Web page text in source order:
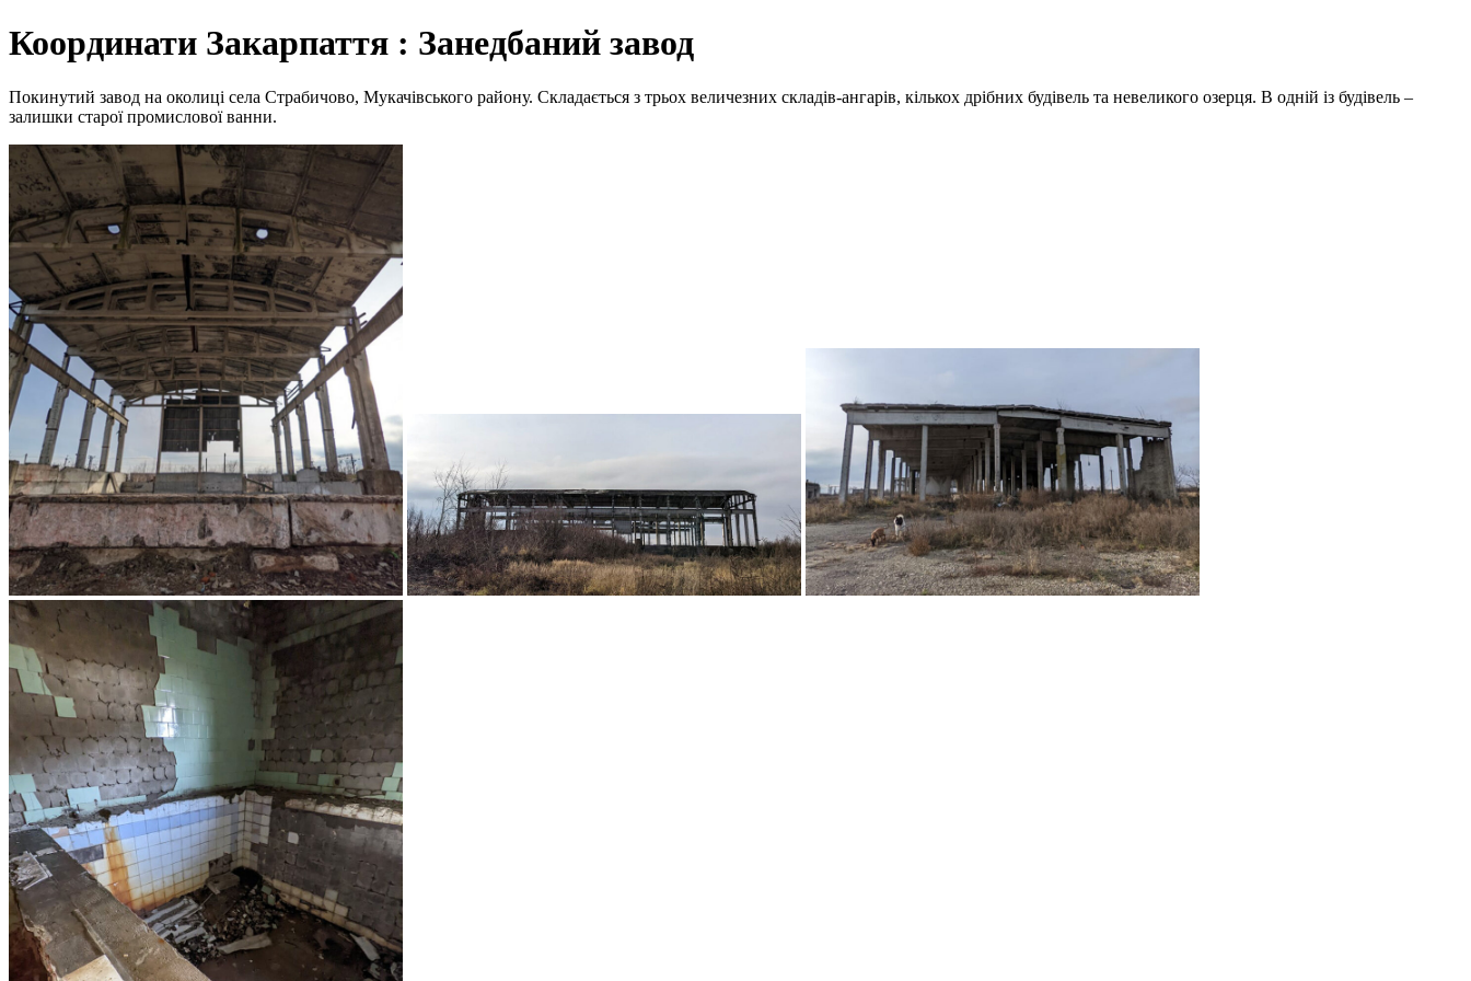
Координати Закарпаття : Занедбаний завод
Покинутий завод на околиці села Страбичово, Мукачівського району. Складається з трьох величезних складів-ангарів, кількох дрібних будівель та невеликого озерця. В одній із будівель –
залишки старої промислової ванни.